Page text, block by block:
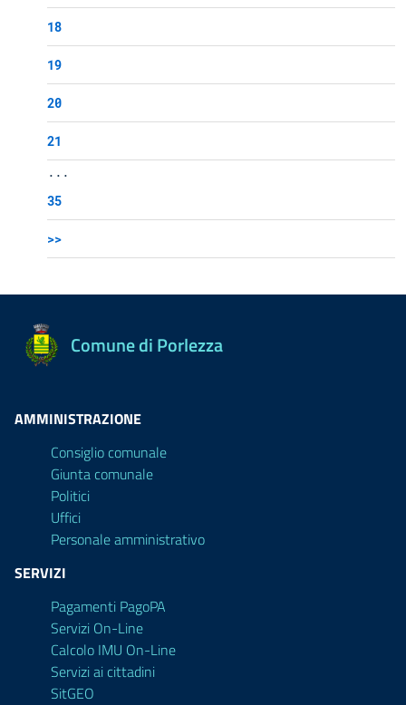
18
19
20
21
...
35
>>
Comune di Porlezza
AMMINISTRAZIONE
Consiglio comunale
Giunta comunale
Politici
Uffici
Personale amministrativo
SERVIZI
Pagamenti PagoPA
Servizi On-Line
Calcolo IMU On-Line
Servizi ai cittadini
SitGEO